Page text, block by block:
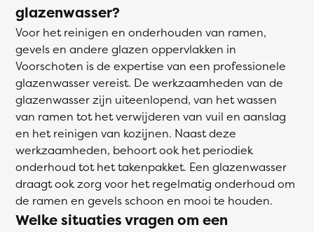
glazenwasser?
Voor het reinigen en onderhouden van ramen,
gevels en andere glazen oppervlakken in
Voorschoten is de expertise van een professionele
glazenwasser vereist. De werkzaamheden van de
glazenwasser zijn uiteenlopend, van het wassen
van ramen tot het verwijderen van vuil en aanslag
en het reinigen van kozijnen. Naast deze
werkzaamheden, behoort ook het periodiek
onderhoud tot het takenpakket. Een glazenwasser
draagt ook zorg voor het regelmatig onderhoud om
de ramen en gevels schoon en mooi te houden.
Welke situaties vragen om een